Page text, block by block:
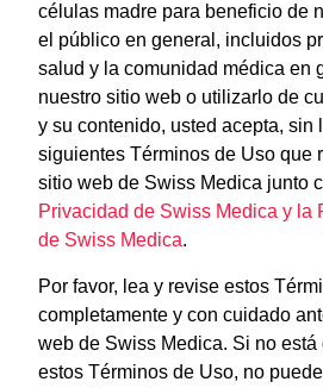
células madre para beneficio de
el público en general, incluidos
salud y la comunidad médica en
nuestro sitio web o utilizarlo de
y su contenido, usted acepta, sin
siguientes Términos de Uso que
sitio web de Swiss Medica junto
Privacidad de Swiss Medica y la
de Swiss Medica.
Por favor, lea y revise estos
completamente y con cuidado
web de Swiss Medica. Si no está
estos Términos de Uso, no